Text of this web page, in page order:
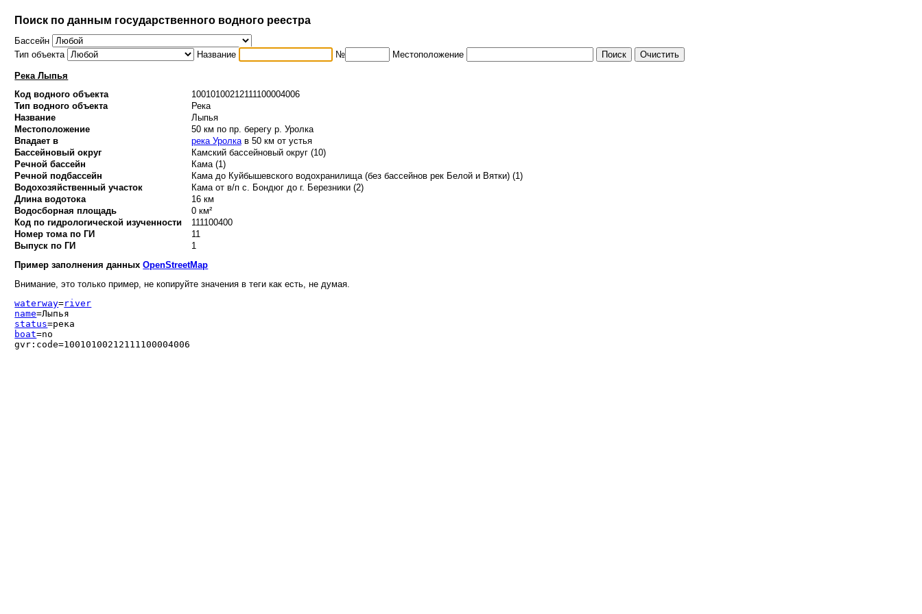
Поиск по данным государственного водного реестра
Бассейн
Тип объекта
Название № Местоположение
Река Лыпья
Код водного объекта
10010100212111100004006
Тип водного объекта
Река
Название
Лыпья
Местоположение
50 км по пр. берегу р. Уролка
Впадает в
река Уролкав 50 км от устья
Бассейновый округ
Камский бассейновый округ (10)
Речной бассейн
Кама (1)
Речной подбассейн
Кама до Куйбышевского водохранилища (без бассейнов рек Белой и Вятки) (1)
Водохозяйственный участок
Кама от в/п с. Бондюг до г. Березники (2)
Длина водотока
16 км
Водосборная площадь
0 км²
Код по гидрологической изученности
111100400
Номер тома по ГИ
11
Выпуск по ГИ
1
Пример заполнения данныхOpenStreetMap
Внимание, это только пример, не копируйте значения в теги как есть, не думая.
waterway=river
name=Лыпья
status=река
boat=no
gvr:code=10010100212111100004006